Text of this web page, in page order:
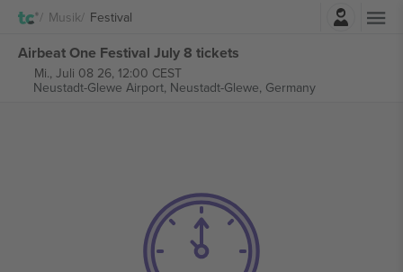
Musik Festival
Airbeat One Festival July 8 tickets
Mi., Juli 08 26, 12:00 CEST
Neustadt-Glewe Airport, Neustadt-Glewe, Germany